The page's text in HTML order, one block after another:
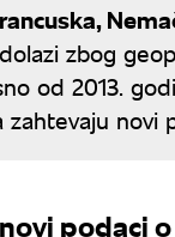
zbog
od 2013.
zahtevaju novi
podaci